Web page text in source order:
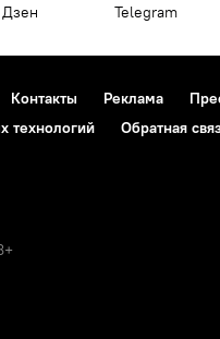
Дзен Telegram
Контакты Реклама
технологий
Обратная